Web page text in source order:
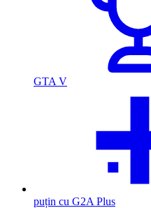
GTA V
puțin cu G2A Plus